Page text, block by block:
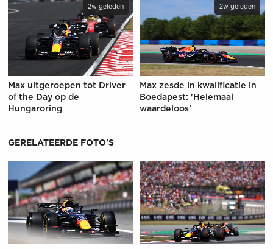
2w geleden
Max uitgeroepen tot Driver
of the Day op de
Hungaroring
2w geleden
Max zesde in kwalificatie in
Boedapest: 'Helemaal
waardeloos'
GERELATEERDE FOTO'S